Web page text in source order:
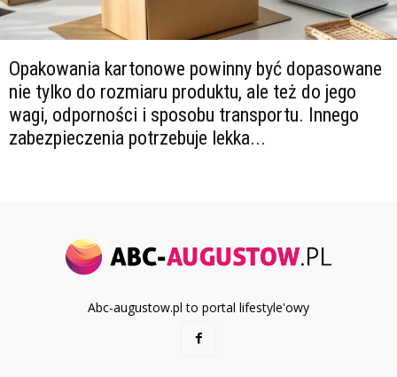
Opakowania kartonowe powinny być dopasowane
nie tylko do rozmiaru produktu, ale też do jego
wagi, odporności i sposobu transportu. Innego
zabezpieczenia potrzebuje lekka...
Abc-augustow.pl to portal lifestyle'owy